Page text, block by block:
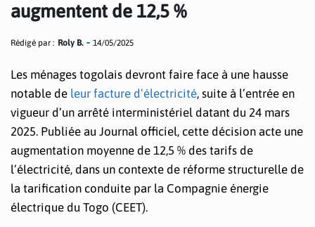
augmentent de 12,5 %
Rédigé par : Roly B. 14/05/2025
Les ménages togolais devront faire face à une hausse
notable de leur facture d’électricité, suite à l’entrée en
vigueur d’un arrêté interministériel datant du 24 mars
2025. Publiée au Journal officiel, cette décision acte une
augmentation moyenne de 12,5 % des tarifs de
l’électricité, dans un contexte de réforme structurelle de
la tarification conduite par la Compagnie énergie
électrique du Togo (CEET).